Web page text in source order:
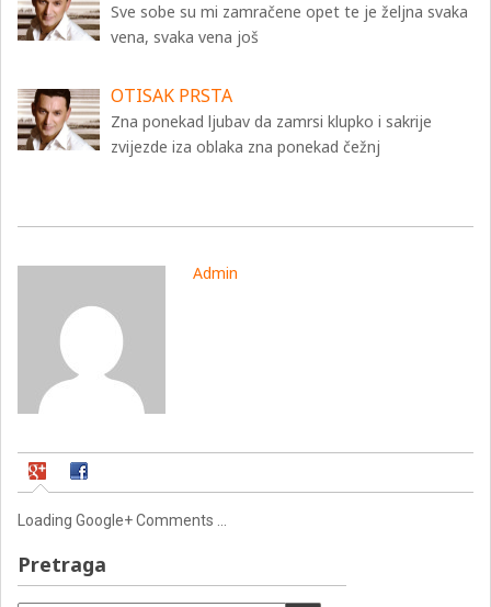
Sve sobe su mi zamračene opet te je željna svaka
vena, svaka vena još
OTISAK PRSTA
Zna ponekad ljubav da zamrsi klupko i sakrije
zvijezde iza oblaka zna ponekad čežnj
Admin
Loading Google+ Comments ...
Pretraga